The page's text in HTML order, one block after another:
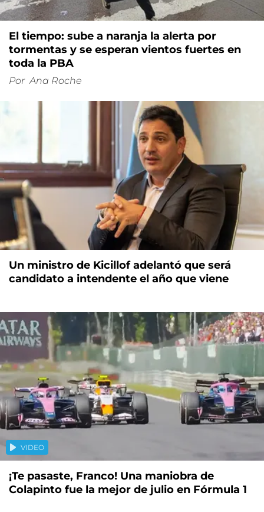
El tiempo: sube a naranja la alerta por
tormentas y se esperan vientos fuertes en
toda la PBA
Por Ana Roche
Un ministro de Kicillof adelantó que será
candidato a intendente el año que viene
VIDEO
¡Te pasaste, Franco! Una maniobra de
Colapinto fue la mejor de julio en Fórmula 1